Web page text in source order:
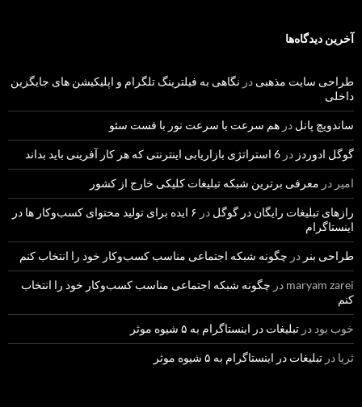
آخرین دیدگاه‌ها
طراحی سایت مذهبی در نگاهی به فیلترینگ تلگرام و اپلیکیشن های جایگزین
داخلی
ساندویچ پانل در هم سرعت با سرعت نور با فست سئو
گوگل ادوردز در 6 استراتژی بازاریابی اینترنتی که هر کار آفرینی باید بداند
امیر در معرفی برترین شبکه تبلیغات کلیکی خارج از کشور
رازهای تبلیغات رایگان در گوگل در
۶ ایده برای تولید محتوای کسب‌و‌کار ها در
اینستاگرام
طراحی بنر در چگونه شبکه اجتماعی مناسب کسب‌وکار خود را انتخاب کنم
maryam zarei در چگونه شبکه اجتماعی مناسب کسب‌وکار خود را انتخاب
کنم
خوب بود در تبلیغات در اینستاگرام به ۵ شیوه موثر
ثریا در تبلیغات در اینستاگرام به ۵ شیوه موثر